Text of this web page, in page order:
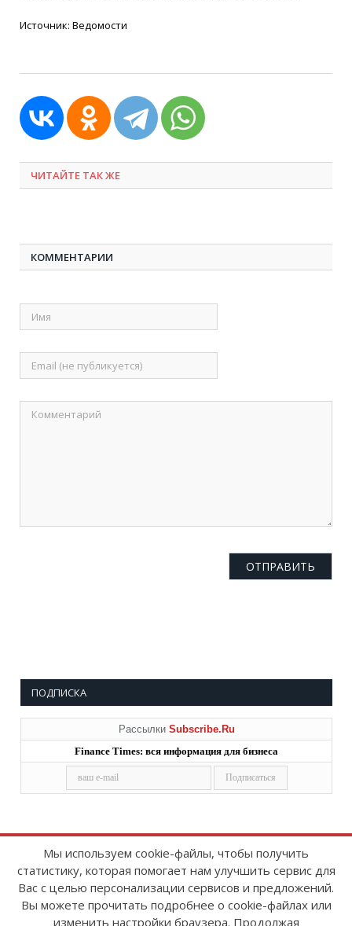
Источник: Ведомости
ЧИТАЙТЕ ТАК ЖЕ
КОММЕНТАРИИ
ПОДПИСКА
Рассылки Subscribe.Ru
Finance Times: вся информация для бизнеса
Copyright © 2008-2026FinanceTimes
Зарегистрировано в Роскомнадзоре
Свидетельство о регистрации СМИ:
Мы используем cookie-файлы, чтобы получить
статистику, которая помогает нам улучшить сервис для
Вас с целью персонализации сервисов и предложений.
Вы можете прочитать подробнее о cookie-файлах или
изменить настройки браузера. Продолжая